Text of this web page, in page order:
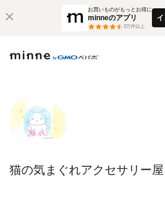
お買いものがもっとお得に
minneのアプリ
3万件以上
猫の気まぐれアクセサリー